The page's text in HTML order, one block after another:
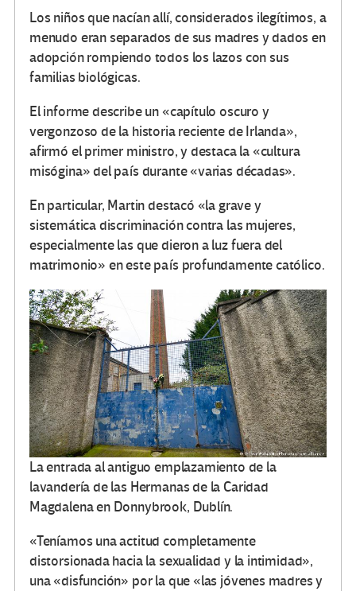
Los niños que nacían allí, considerados ilegítimos, a
menudo eran separados de sus madres y dados en
adopción rompiendo todos los lazos con sus
familias biológicas.
El informe describe un «capítulo oscuro y
vergonzoso de la historia reciente de Irlanda»,
afirmó el primer ministro, y destaca la «cultura
misógina» del país durante «varias décadas».
En particular, Martin destacó «la grave y
sistemática discriminación contra las mujeres,
especialmente las que dieron a luz fuera del
matrimonio» en este país profundamente católico.
La entrada al antiguo emplazamiento de la
lavandería de las Hermanas de la Caridad
Magdalena en Donnybrook, Dublín.
«Teníamos una actitud completamente
distorsionada hacia la sexualidad y la intimidad»,
una «disfunción» por la que «las jóvenes madres y